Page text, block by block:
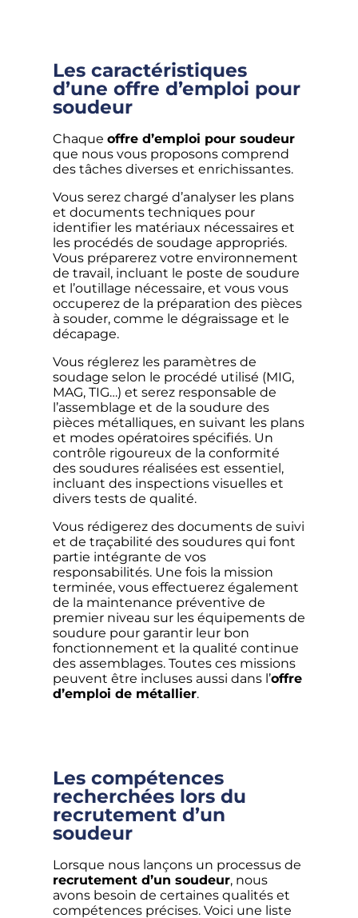
Les caractéristiques
d’une offre d’emploi pour
soudeur
Chaque offre d’emploi pour soudeur
que nous vous proposons comprend
des tâches diverses et enrichissantes.
Vous serez chargé d’analyser les plans
et documents techniques pour
identifier les matériaux nécessaires et
les procédés de soudage appropriés.
Vous préparerez votre environnement
de travail, incluant le poste de soudure
et l’outillage nécessaire, et vous vous
occuperez de la préparation des pièces
à souder, comme le dégraissage et le
décapage.
Vous réglerez les paramètres de
soudage selon le procédé utilisé (MIG,
MAG, TIG…) et serez responsable de
l’assemblage et de la soudure des
pièces métalliques, en suivant les plans
et modes opératoires spécifiés. Un
contrôle rigoureux de la conformité
des soudures réalisées est essentiel,
incluant des inspections visuelles et
divers tests de qualité.
Vous rédigerez des documents de suivi
et de traçabilité des soudures qui font
partie intégrante de vos
responsabilités. Une fois la mission
terminée, vous effectuerez également
de la maintenance préventive de
premier niveau sur les équipements de
soudure pour garantir leur bon
fonctionnement et la qualité continue
des assemblages. Toutes ces missions
peuvent être incluses aussi dans l’offre
d’emploi de métallier.
Les compétences
recherchées lors du
recrutement d’un
soudeur
Lorsque nous lançons un processus de
recrutement d’un soudeur, nous
avons besoin de certaines qualités et
compétences précises. Voici une liste